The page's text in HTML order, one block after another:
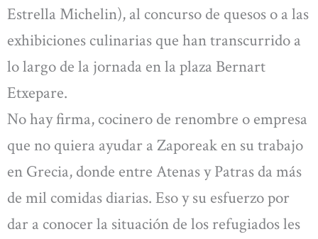
Estrella Michelin), al concurso de quesos o a las
exhibiciones culinarias que han transcurrido a
lo largo de la jornada en la plaza Bernart
Etxepare.
No hay firma, cocinero de renombre o empresa
que no quiera ayudar a Zaporeak en su trabajo
en Grecia, donde entre Atenas y Patras da más
de mil comidas diarias. Eso y su esfuerzo por
dar a conocer la situación de los refugiados les